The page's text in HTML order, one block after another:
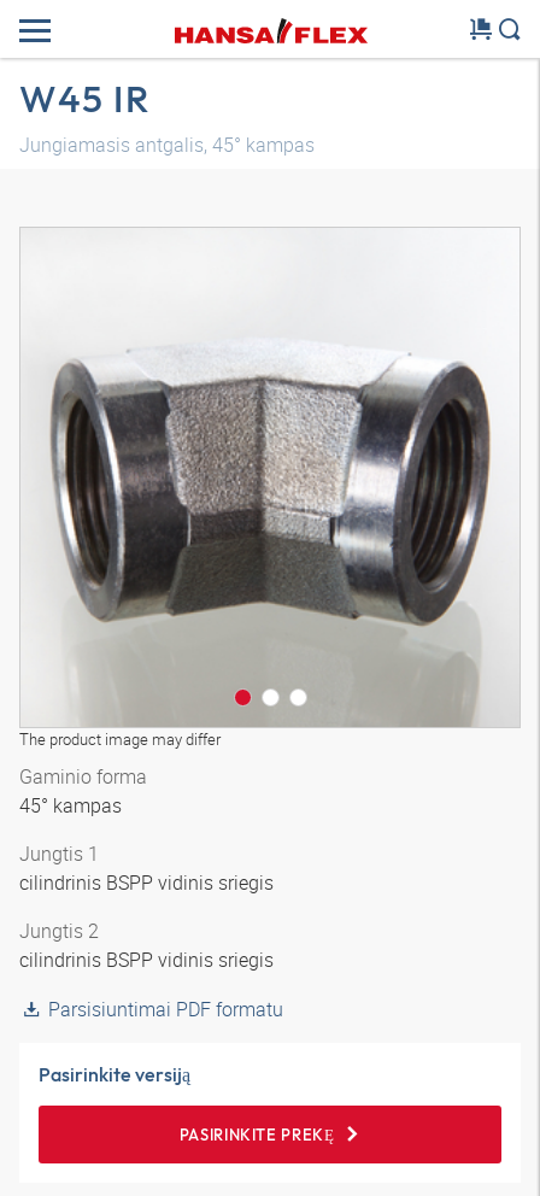
W45 IR
Jungiamasis antgalis, 45° kampas
The product image may differ
3D modelis
Gaminio forma
45° kampas
Jungtis 1
cilindrinis BSPP vidinis sriegis
Jungtis 2
cilindrinis BSPP vidinis sriegis
Parsisiuntimai PDF formatu
Pasirinkite versiją
PASIRINKITE PREKĘ